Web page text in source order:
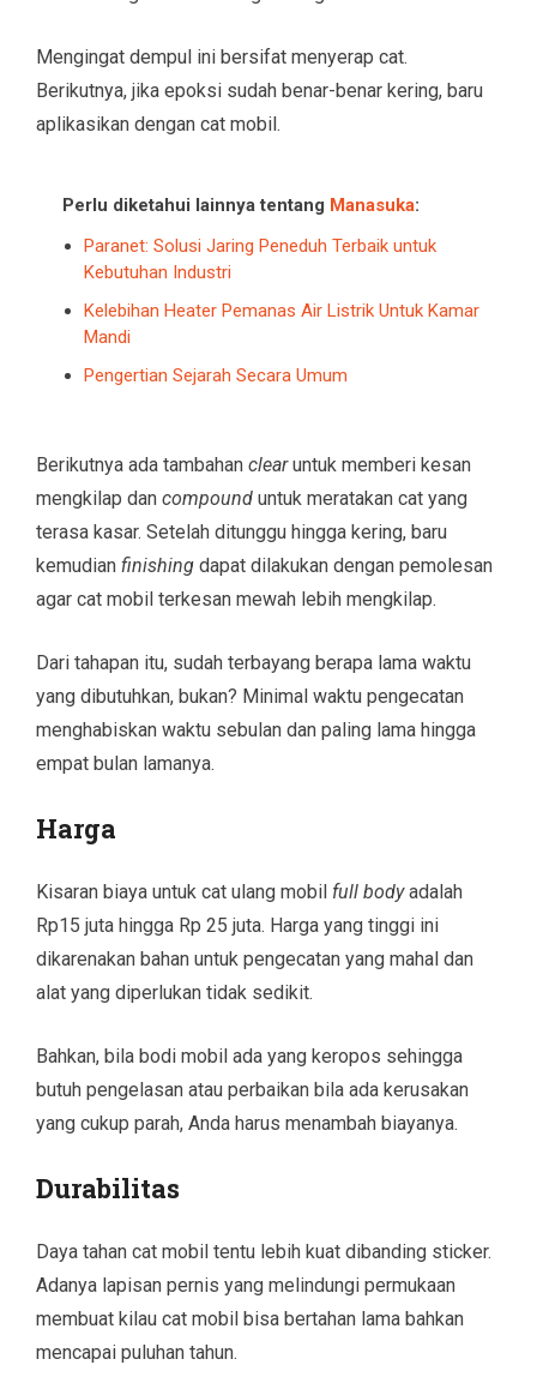
Mengingat dempul ini bersifat menyerap cat.
Berikutnya, jika epoksi sudah benar-benar kering, baru
aplikasikan dengan cat mobil.
Perlu diketahui lainnya tentang Manasuka:
Paranet: Solusi Jaring Peneduh Terbaik untuk
Kebutuhan Industri
Kelebihan Heater Pemanas Air Listrik Untuk Kamar
Mandi
Pengertian Sejarah Secara Umum
Berikutnya ada tambahan clearuntuk memberi kesan
mengkilap dan compound untuk meratakan cat yang
terasa kasar. Setelah ditunggu hingga kering, baru
kemudian finishing dapat dilakukan dengan pemolesan
agar cat mobil terkesan mewah lebih mengkilap.
Dari tahapan itu, sudah terbayang berapa lama waktu
yang dibutuhkan, bukan? Minimal waktu pengecatan
menghabiskan waktu sebulan dan paling lama hingga
empat bulan lamanya.
Harga
Kisaran biaya untuk cat ulang mobil full bodyadalah
Rp15 juta hingga Rp 25 juta. Harga yang tinggi ini
dikarenakan bahan untuk pengecatan yang mahal dan
alat yang diperlukan tidak sedikit.
Bahkan, bila bodi mobil ada yang keropos sehingga
butuh pengelasan atau perbaikan bila ada kerusakan
yang cukup parah, Anda harus menambah biayanya.
Durabilitas
Daya tahan cat mobil tentu lebih kuat dibanding sticker.
Adanya lapisan pernis yang melindungi permukaan
membuat kilau cat mobil bisa bertahan lama bahkan
mencapai puluhan tahun.